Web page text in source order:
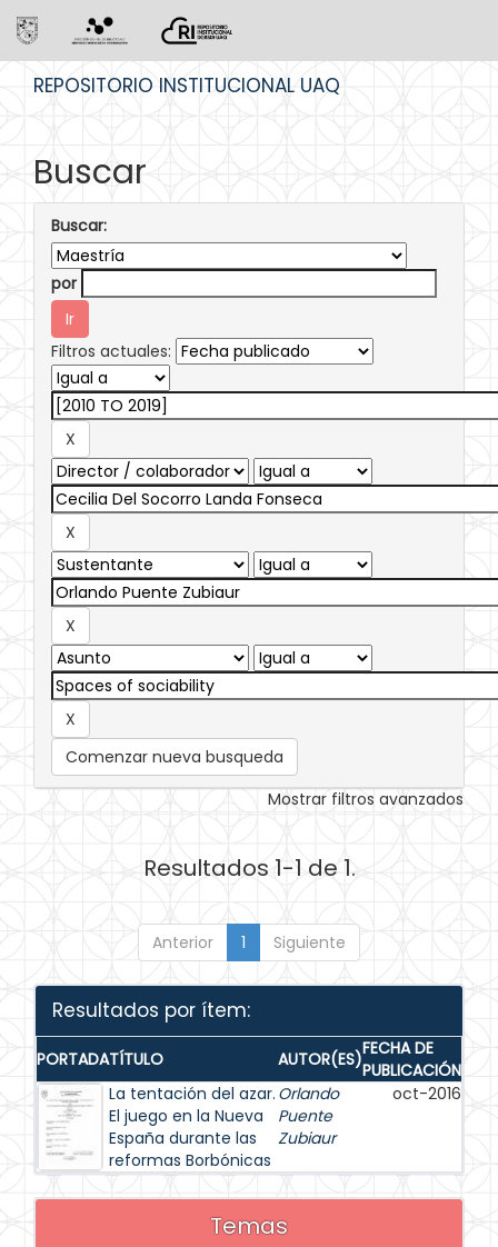
REPOSITORIO INSTITUCIONAL UAQ
Buscar
Buscar:
por
Filtros actuales:
Comenzar nueva busqueda
Mostrar filtros avanzados
Resultados 1-1 de 1.
Anterior 1 Siguiente
Resultados por ítem:
PORTADATÍTULO AUTOR(ES)FECHA DE
PUBLICACIÓN
La tentación del azar.
El juego en la Nueva
España durante las
reformas Borbónicas
Orlando
Puente
Zubiaur
oct-2016
Temas